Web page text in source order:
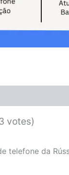
votes)
telefone da